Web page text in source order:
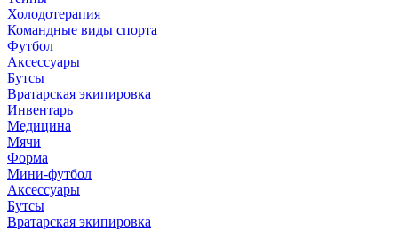
Холодотерапия
Командные виды спорта
Футбол
Аксессуары
Бутсы
Вратарская экипировка
Инвентарь
Медицина
Мячи
Форма
Мини-футбол
Аксессуары
Бутсы
Вратарская экипировка